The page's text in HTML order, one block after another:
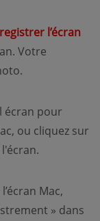
l’écran
Votre
écran pour
ou cliquez sur
Mac,
» dans